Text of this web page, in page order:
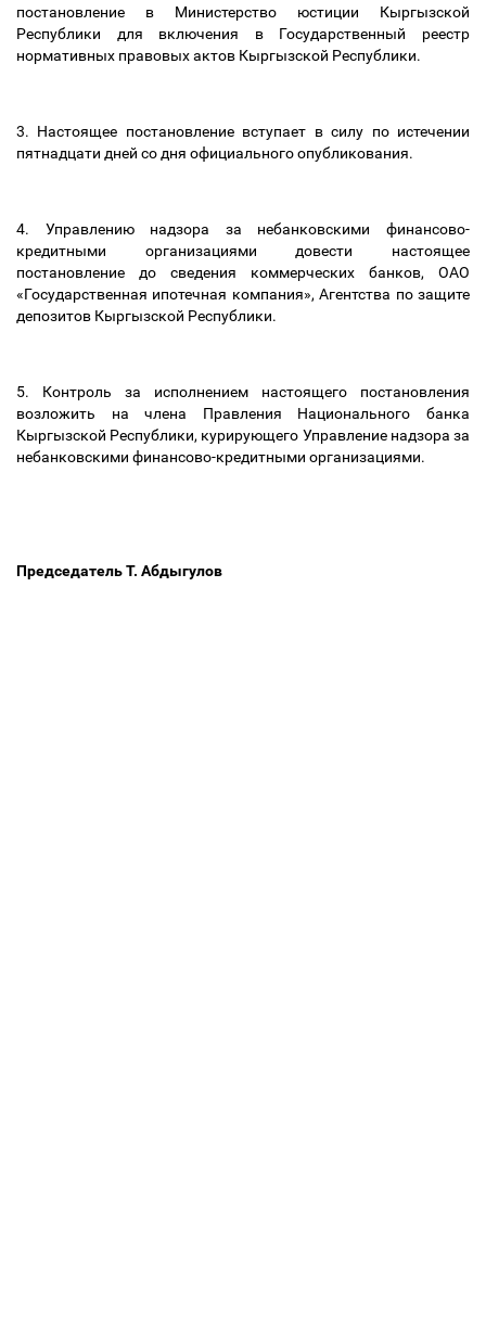
постановление в Министерство юстиции Кыргызской
Республики для включения в Государственный реестр
нормативных правовых актов Кыргызской Республики.
3. Настоящее постановление вступает в силу по истечении
пятнадцати дней со дня официального опубликования.
4. Управлению надзора за небанковскими финансово-
кредитными организациями довести настоящее
постановление до сведения коммерческих банков, ОАО
«Государственная ипотечная компания», Агентства по защите
депозитов Кыргызской Республики.
5. Контроль за исполнением настоящего постановления
возложить на члена Правления Национального банка
Кыргызской Республики, курирующего Управление надзора за
небанковскими финансово-кредитными организациями.
Председатель Т. Абдыгулов